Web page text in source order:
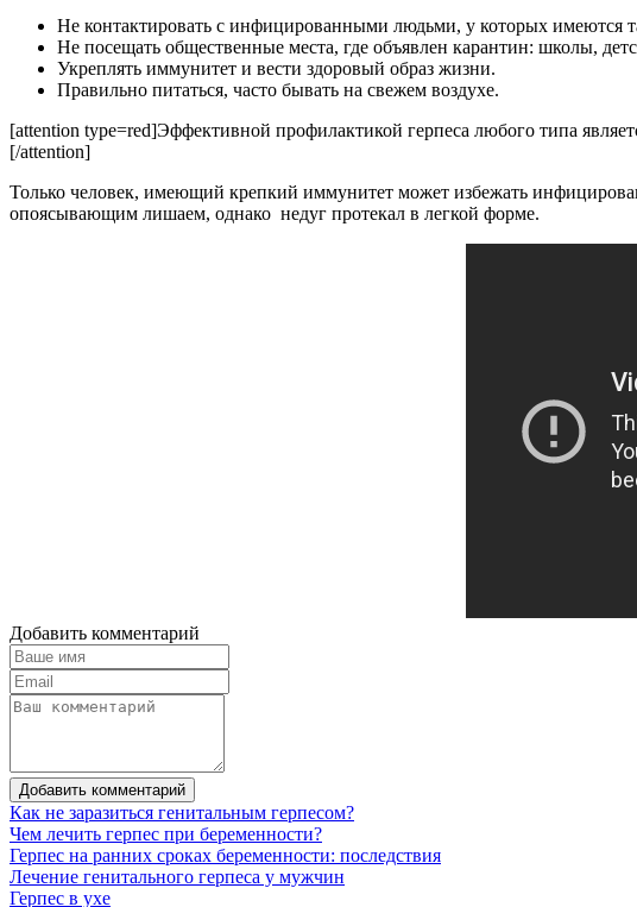
Не контактировать с инфицированными людьми, у которых имеются
Не посещать общественные места, где объявлен карантин: школы,
Укреплять иммунитет и вести здоровый образ жизни.
Правильно питаться, часто бывать на свежем воздухе.
[attention type=red]Эффективной профилактикой герпеса любого типа
[/attention]
Только человек, имеющий крепкий иммунитет может избежать
опоясывающим лишаем, однако недуг протекал в легкой форме.
Добавить комментарий
Добавить комментарий
Как не заразиться генитальным герпесом?
Чем лечить герпес при беременности?
Герпес на ранних сроках беременности: последствия
Лечение генитального герпеса у мужчин
Герпес в ухе